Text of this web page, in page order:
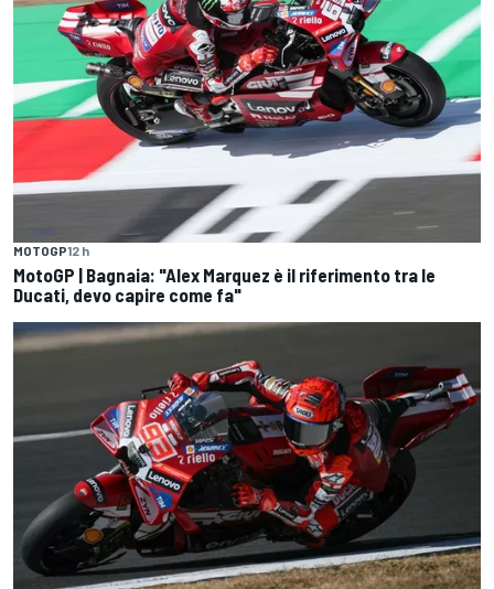
MOTOGP12 h
MotoGP | Bagnaia: "Alex Marquez è il riferimento tra le
Ducati, devo capire come fa"